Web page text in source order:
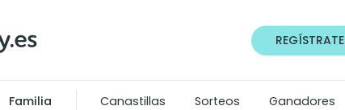
REGÍSTRATE
Familia Canastillas Sorteos Ganadores